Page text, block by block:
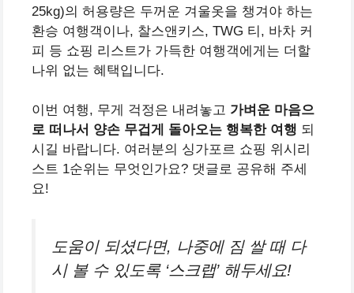
25kg)의 허용량은 두꺼운 겨울옷을 챙겨야 하는
환승 여행객이나, 찰스앤키스, TWG 티, 바차 커
피 등 쇼핑 리스트가 가득한 여행객에게는 더할
나위 없는 혜택입니다.
이번 여행, 무게 걱정은 내려놓고 가벼운 마음으
로 떠나서 양손 무겁게 돌아오는 행복한 여행 되
시길 바랍니다. 여러분의 싱가포르 쇼핑 위시리
스트 1순위는 무엇인가요? 댓글로 공유해 주세
요!
도움이 되셨다면, 나중에 짐 쌀 때 다
시 볼 수 있도록 ‘스크랩’ 해두세요!